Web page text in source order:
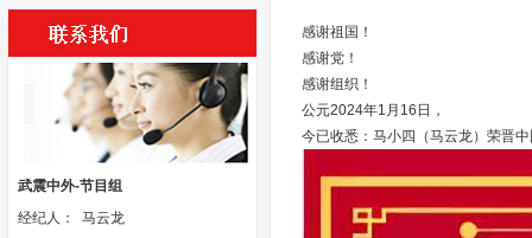
武震中外-节目组
经纪人：
马云龙
感谢祖国！
感谢党！
感谢组织！
公元2024年1月16日，
今已收悉：马小四（马云龙）荣晋